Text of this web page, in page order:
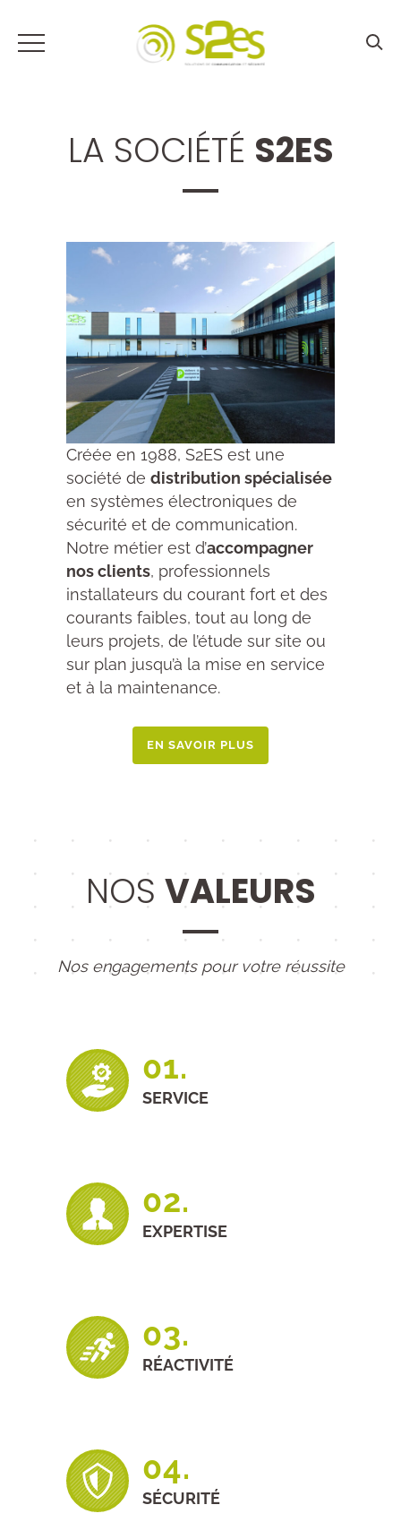
LA SOCIÉTÉ S2ES
Créée en 1988, S2ES est une
société de distribution spécialisée
en systèmes électroniques de
sécurité et de communication.
Notre métier est d’accompagner
nos clients, professionnels
installateurs du courant fort et des
courants faibles, tout au long de
leurs projets, de l’étude sur site ou
sur plan jusqu’à la mise en service
et à la maintenance.
EN SAVOIR PLUS
NOS VALEURS
Nos engagements pour votre réussite
01.
SERVICE
02.
EXPERTISE
03.
RÉACTIVITÉ
04.
SÉCURITÉ